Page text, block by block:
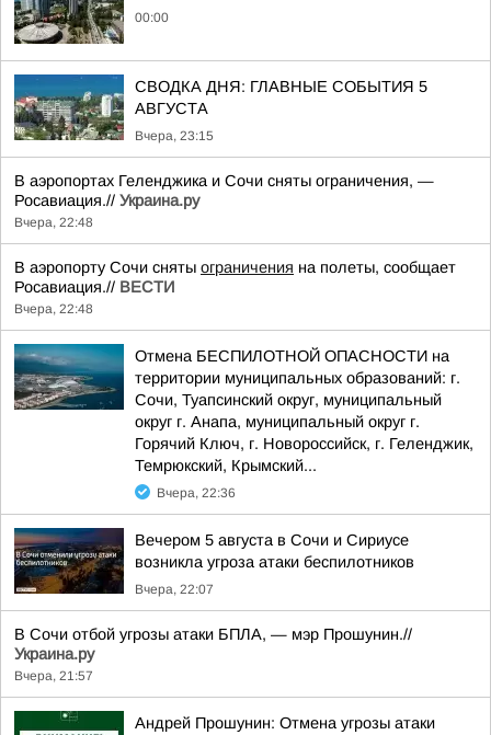
00:00
СВОДКА ДНЯ: ГЛАВНЫЕ СОБЫТИЯ 5
АВГУСТА
Вчера, 23:15
В аэропортах Геленджика и Сочи сняты ограничения, —
Росавиация.// Украина.ру
Вчера, 22:48
В аэропорту Сочи сняты ограничения на полеты, сообщает
Росавиация.// ВЕСТИ
Вчера, 22:48
Отмена БЕСПИЛОТНОЙ ОПАСНОСТИ на
территории муниципальных образований: г.
Сочи, Туапсинский округ, муниципальный
округ г. Анапа, муниципальный округ г.
Горячий Ключ, г. Новороссийск, г. Геленджик,
Темрюкский, Крымский...
Вчера, 22:36
Вечером 5 августа в Сочи и Сириусе
возникла угроза атаки беспилотников
Вчера, 22:07
В Сочи отбой угрозы атаки БПЛА, — мэр Прошунин.//
Украина.ру
Вчера, 21:57
Андрей Прошунин: Отмена угрозы атаки